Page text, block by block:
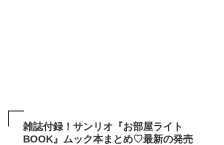
雑誌付録！サンリオ『お部屋ライト
BOOK』ムック本まとめ♡最新の発売